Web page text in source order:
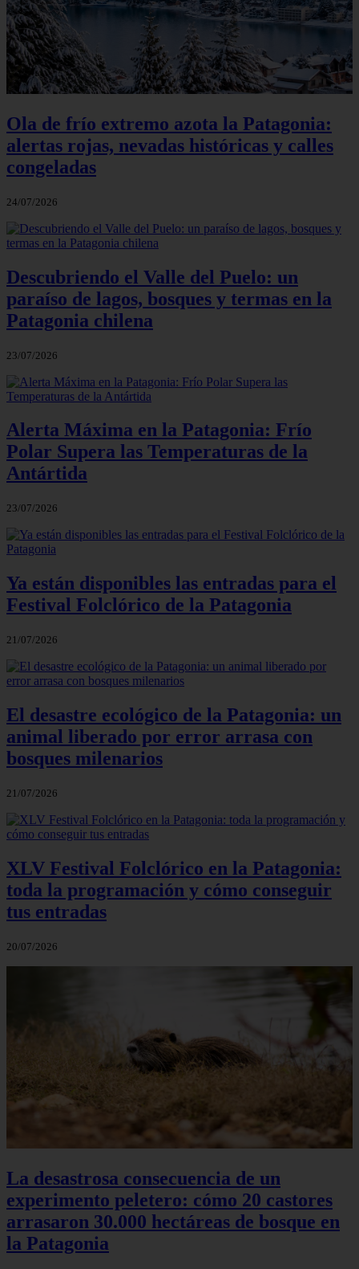
Ola de frío extremo azota la Patagonia:
alertas rojas, nevadas históricas y calles
congeladas
24/07/2026
Descubriendo el Valle del Puelo: un
paraíso de lagos, bosques y termas en la
Patagonia chilena
23/07/2026
Alerta Máxima en la Patagonia: Frío
Polar Supera las Temperaturas de la
Antártida
23/07/2026
Ya están disponibles las entradas para el
Festival Folclórico de la Patagonia
21/07/2026
El desastre ecológico de la Patagonia: un
animal liberado por error arrasa con
bosques milenarios
21/07/2026
XLV Festival Folclórico en la Patagonia:
toda la programación y cómo conseguir
tus entradas
20/07/2026
La desastrosa consecuencia de un
experimento peletero: cómo 20 castores
arrasaron 30.000 hectáreas de bosque en
la Patagonia